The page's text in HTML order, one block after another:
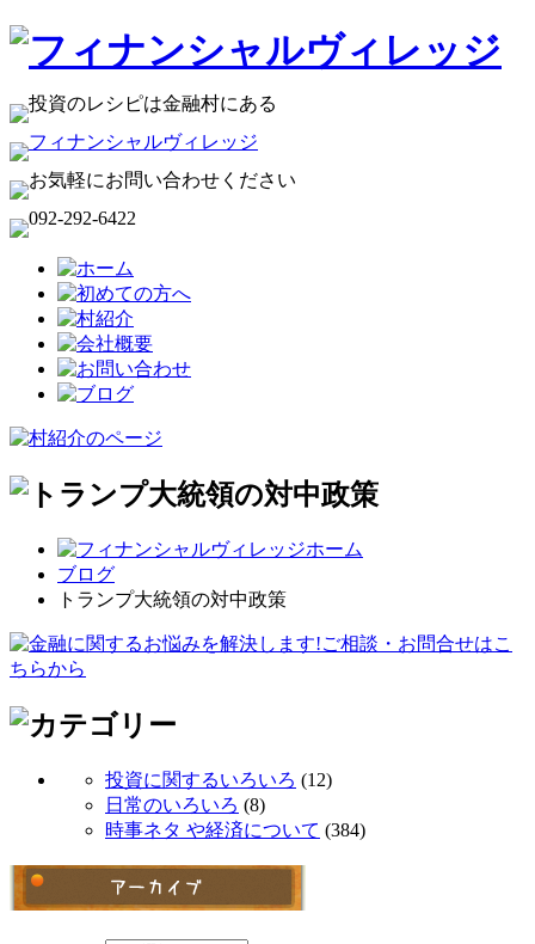
ブログ
トランプ大統領の対中政策
投資に関するいろいろ (12)
日常のいろいろ (8)
時事ネタ や経済について (384)